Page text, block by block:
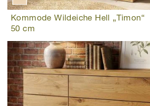
Kommode Wildeiche Hell „Timon“
50 cm